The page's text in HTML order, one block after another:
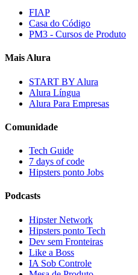
FIAP
Casa do Código
PM3 - Cursos de Produto
Mais Alura
START BY Alura
Alura Língua
Alura Para Empresas
Comunidade
Tech Guide
7 days of code
Hipsters ponto Jobs
Podcasts
Hipster Network
Hipsters ponto Tech
Dev sem Fronteiras
Like a Boss
IA Sob Controle